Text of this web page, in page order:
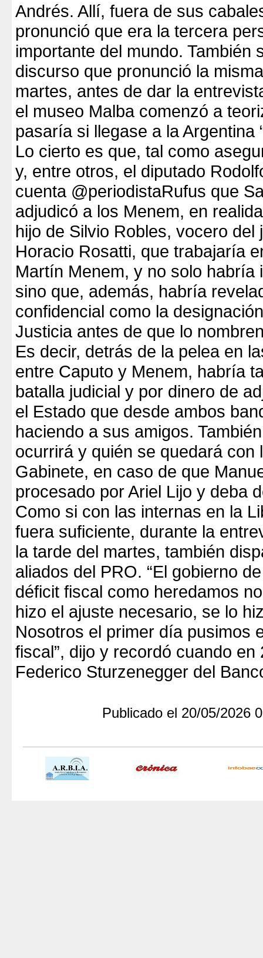
Andrés. Allí, fuera de sus
pronunció que era la tercera
importante del mundo. También
discurso que pronunció la
martes, antes de dar la
el museo Malba comenzó a
pasaría si llegase a la Argentina
Lo cierto es que, tal como
y, entre otros, el diputado
cuenta @periodistaRufus que
adjudicó a los Menem, en
hijo de Silvio Robles, vocero del
Horacio Rosatti, que trabajaría
Martín Menem, y no solo habría
sino que, además, habría
confidencial como la
Justicia antes de que lo
Es decir, detrás de la pelea en
entre Caputo y Menem, habría
batalla judicial y por dinero de
el Estado que desde ambos
haciendo a sus amigos.
ocurrirá y quién se quedará con
Gabinete, en caso de que
procesado por Ariel Lijo y deba
Como si con las internas en la
fuera suficiente, durante la
la tarde del martes, también
aliados del PRO. “El gobierno
déficit fiscal como heredamos
hizo el ajuste necesario, se lo
Nosotros el primer día pusimos
fiscal”, dijo y recordó cuando
Federico Sturzenegger del
Publicado el 20/05/2026